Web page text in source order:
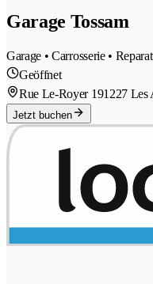
Garage Tossam
Garage • Carrosserie •
Geöffnet
Rue Le-Royer 191227 Les
Jetzt buchen